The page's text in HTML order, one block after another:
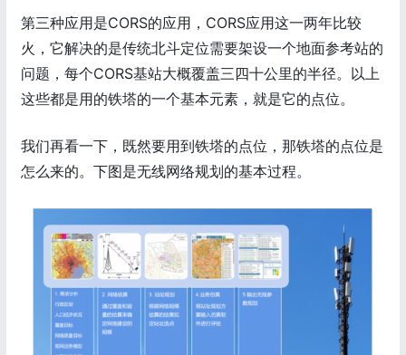
第三种应用是CORS的应用，CORS应用这一两年比较
火，它解决的是传统北斗定位需要架设一个地面参考站的
问题，每个CORS基站大概覆盖三四十公里的半径。以上
这些都是用的铁塔的一个基本元素，就是它的点位。
我们再看一下，既然要用到铁塔的点位，那铁塔的点位是
怎么来的。下图是无线网络规划的基本过程。